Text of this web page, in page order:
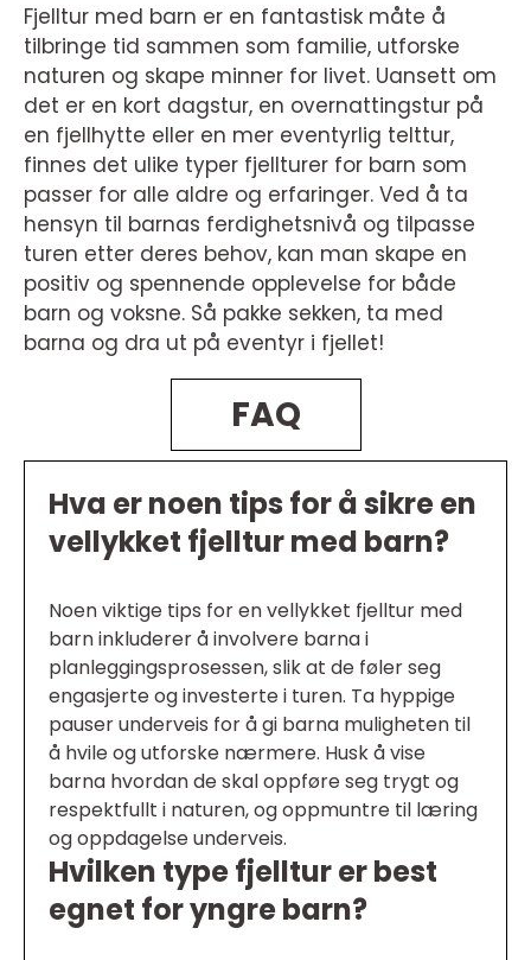
Fjelltur med barn er en fantastisk måte å
tilbringe tid sammen som familie, utforske
naturen og skape minner for livet. Uansett om
det er en kort dagstur, en overnattingstur på
en fjellhytte eller en mer eventyrlig telttur,
finnes det ulike typer fjellturer for barn som
passer for alle aldre og erfaringer. Ved å ta
hensyn til barnas ferdighetsnivå og tilpasse
turen etter deres behov, kan man skape en
positiv og spennende opplevelse for både
barn og voksne. Så pakke sekken, ta med
barna og dra ut på eventyr i fjellet!
FAQ
Hva er noen tips for å sikre en
vellykket fjelltur med barn?
Noen viktige tips for en vellykket fjelltur med
barn inkluderer å involvere barna i
planleggingsprosessen, slik at de føler seg
engasjerte og investerte i turen. Ta hyppige
pauser underveis for å gi barna muligheten til
å hvile og utforske nærmere. Husk å vise
barna hvordan de skal oppføre seg trygt og
respektfullt i naturen, og oppmuntre til læring
og oppdagelse underveis.
Hvilken type fjelltur er best
egnet for yngre barn?